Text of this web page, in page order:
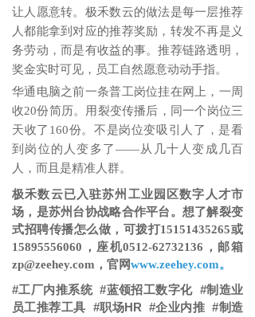
让人愿意转。极禾数云的做法是每一层推荐
人都能拿到对应的推荐奖励，转发不再是义
务劳动，而是有收益的事。推荐链路透明，
奖金实时可见，员工自然愿意动动手指。
华通电脑之前一条普工岗位挂在网上，一周
收20份简历。用裂变传播后，同一个岗位三
天收了160份。不是岗位变吸引人了，是看
到岗位的人变多了——从几十人变成几百
人，而且是精准人群。
极禾数云已入驻苏州工业园区数字人才市
场，是苏州台协战略合作平台。想了解裂变
式招聘传播怎么做，可拨打15151435265或
15895556060，座机0512-62732136，邮箱
zp@zeehey.com，官网www.zeehey.com。
#工厂内推系统 #蓝领招工数字化 #制造业
员工推荐工具 #职场HR #企业内推 #制造